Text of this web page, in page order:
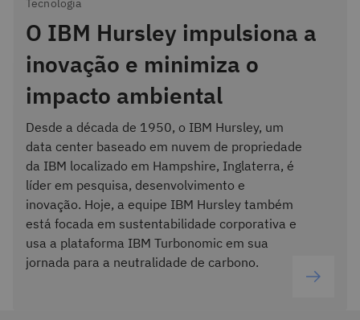
Tecnologia
O IBM Hursley impulsiona a
inovação e minimiza o
impacto ambiental
Desde a década de 1950, o IBM Hursley, um
data center baseado em nuvem de propriedade
da IBM localizado em Hampshire, Inglaterra, é
líder em pesquisa, desenvolvimento e
inovação. Hoje, a equipe IBM Hursley também
está focada em sustentabilidade corporativa e
usa a plataforma IBM Turbonomic em sua
jornada para a neutralidade de carbono.